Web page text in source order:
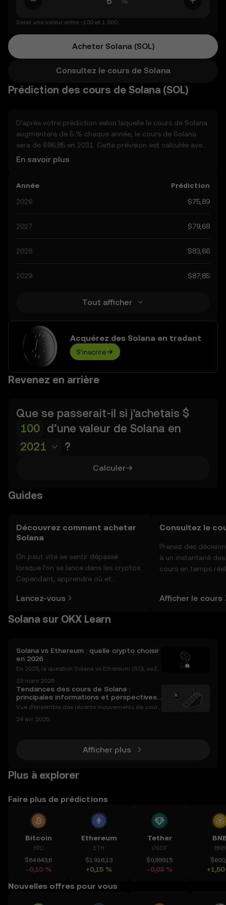
Saisir une valeur entre -100 et 1 000.
Acheter Solana (SOL)
Consultez le cours de Solana
Prédiction des cours de Solana (SOL)
D'après votre prédiction selon laquelle le cours de Solana
augmentera de 5 % chaque année, le cours de Solana
sera de $96,85 en 2031. Cette prévision est calculée avec
capitalisation annuelle Compte tenu du fait que le cours
nous allons examiner d'autres facteurs du monde réel
susceptibles d'affecter ses performances. Actuellement,
$75,89 à $398,67, avec un pic à $398,67. Ces prévisions
progrès technologiques dans ce domaine. Rester informé
décisions calculées, mais n'oubliez pas que les résultats
considérés comme des conseils financiers.
En savoir plus
Année
Prédiction
2026
$75,89
2027 $79,68
2028 $83,66
2029 $87,85
Tout afficher
Acquérez des Solana en tradant
S’inscrire
Revenez en arrière
Que se passerait-il si j'achetais $
d’une valeur de Solana en
2021
?
Calculer
Guides
Découvrez comment acheter
Solana
On peut vite se sentir dépassé
lorsque l’on se lance dans les cryptos.
Cependant, apprendre où et
plus simple que vous ne l’imaginez.
l'application mobile OKX ou
Lancez-vous
Consultez le
Prenez des
à un instantané
cours en temps
Afficher le cours
Solana sur OKX Learn
Solana vs Ethereum : quelle crypto choisir
en 2026
En 2025, la question Solana vs Ethereum (SOL vs ET
vers crypto. Ethereum demeure la référence incont
ournable pour la finance décentralisée (DeFi), les
23 mars 2026
Tendances des cours de Solana :
principales informations et perspectives
du marché
Vue d’ensemble des récents mouvements de cours
uations de cours lors des dernières semaines, reflét
24 avr. 2025
Afficher plus
Plus à explorer
Faire plus de prédictions
Bitcoin
BTC
$64 843,6
-0,10 %
Ethereum
ETH
$1 916,13
+0,15 %
Tether
USDT
$0,99915
-0,03 %
BNB
Nouvelles offres pour vous